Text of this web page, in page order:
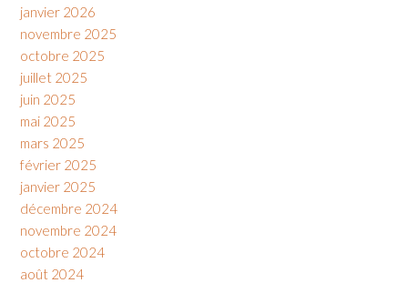
janvier 2026
novembre 2025
octobre 2025
juillet 2025
juin 2025
mai 2025
mars 2025
février 2025
janvier 2025
décembre 2024
novembre 2024
octobre 2024
août 2024